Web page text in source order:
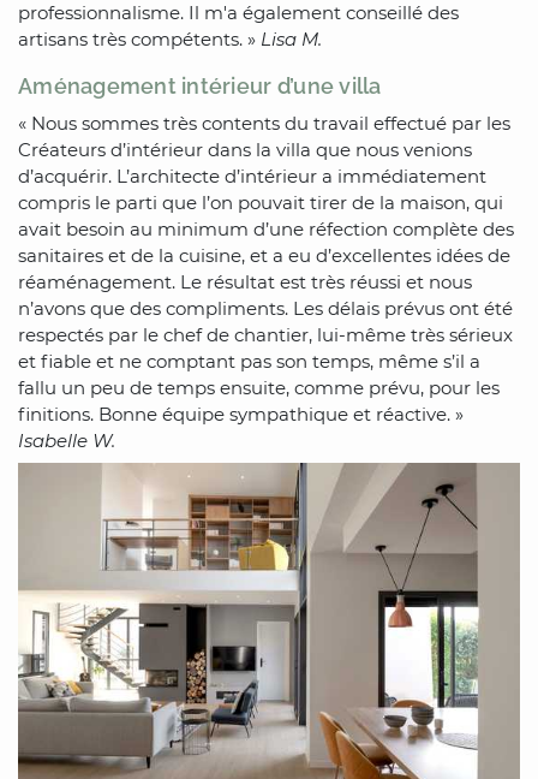
professionnalisme. Il m'a également conseillé des
artisans très compétents. » Lisa M.
Aménagement intérieur d’une villa
« Nous sommes très contents du travail effectué par les
Créateurs d’intérieur dans la villa que nous venions
d’acquérir. L’architecte d’intérieur a immédiatement
compris le parti que l’on pouvait tirer de la maison, qui
avait besoin au minimum d’une réfection complète des
sanitaires et de la cuisine, et a eu d’excellentes idées de
réaménagement. Le résultat est très réussi et nous
n’avons que des compliments. Les délais prévus ont été
respectés par le chef de chantier, lui-même très sérieux
et fiable et ne comptant pas son temps, même s’il a
fallu un peu de temps ensuite, comme prévu, pour les
finitions. Bonne équipe sympathique et réactive. »
Isabelle W.